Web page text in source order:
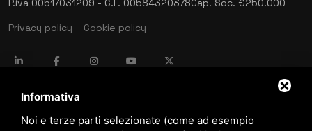
Privacy policy
Cookie policy
language ITALIANO
Informativa
Noi e terze parti selezionate (come ad esempio